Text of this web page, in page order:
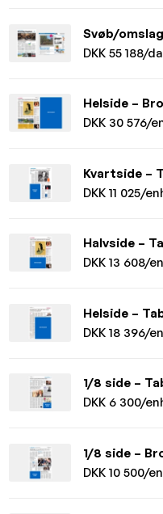
Svøb/
DKK 55 188/
Helside –
DKK 30 576/
Kvartside –
DKK 11 025/
Halvside –
DKK 13 608/
Helside –
DKK 18 396/
1/8 side –
DKK 6 300/
1/8 side –
DKK 10 500/